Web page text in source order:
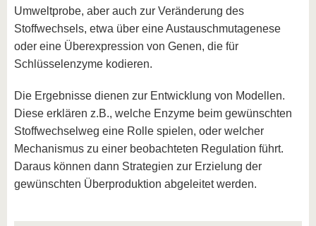
Umweltprobe, aber auch zur Veränderung des
Stoffwechsels, etwa über eine Austauschmutagenese
oder eine Überexpression von Genen, die für
Schlüsselenzyme kodieren.
Die Ergebnisse dienen zur Entwicklung von Modellen.
Diese erklären z.B., welche Enzyme beim gewünschten
Stoffwechselweg eine Rolle spielen, oder welcher
Mechanismus zu einer beobachteten Regulation führt.
Daraus können dann Strategien zur Erzielung der
gewünschten Überproduktion abgeleitet werden.